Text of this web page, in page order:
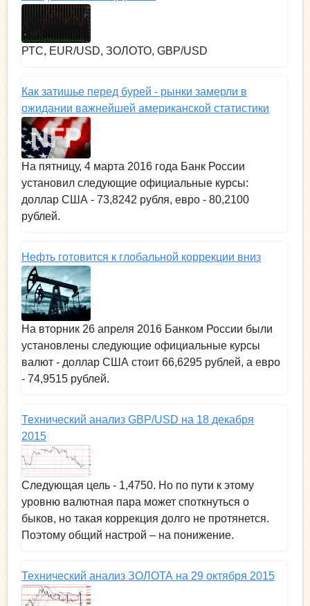
РТС, EUR/USD, ЗОЛОТО, GBP/USD
Как затишье перед бурей - рынки замерли в
ожидании важнейшей американской статистики
На пятницу, 4 марта 2016 года Банк России
установил следующие официальные курсы:
доллар США - 73,8242 рубля, евро - 80,2100
рублей.
Нефть готовится к глобальной коррекции вниз
На вторник 26 апреля 2016 Банком России были
установлены следующие официальные курсы
валют - доллар США стоит 66,6295 рублей, а евро
- 74,9515 рублей.
Технический анализ GBP/USD на 18 декабря
2015
Следующая цель - 1,4750. Но по пути к этому
уровню валютная пара может споткнуться о
быков, но такая коррекция долго не протянется.
Поэтому общий настрой – на понижение.
Технический анализ ЗОЛОТА на 29 октября 2015